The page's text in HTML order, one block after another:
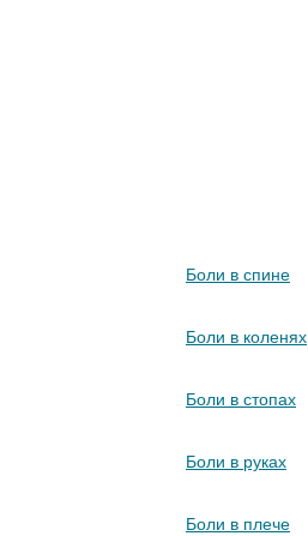
Боли в спине
Боли в коленях
Боли в стопах
Боли в руках
Боли в плече